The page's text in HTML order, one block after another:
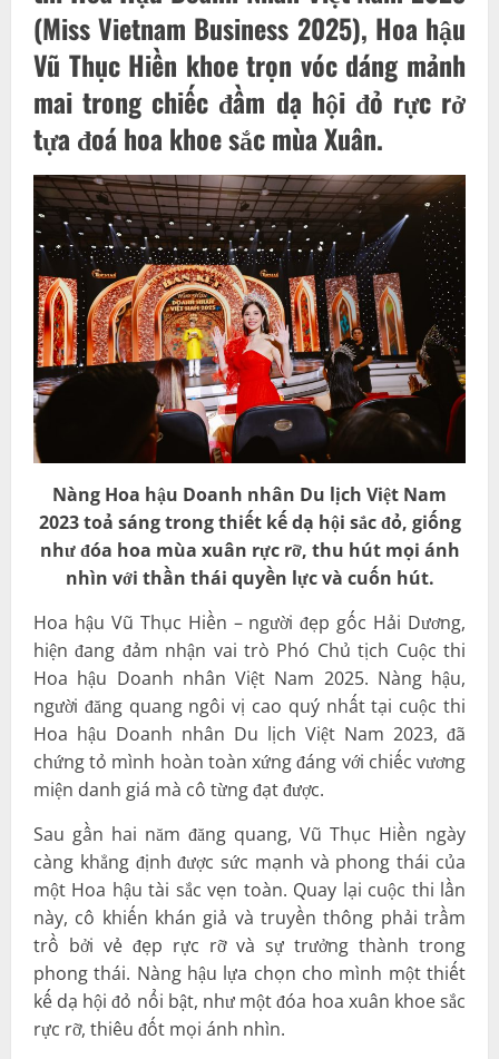
(Miss Vietnam Business 2025), Hoa hậu
Vũ Thục Hiền khoe trọn vóc dáng mảnh
mai trong chiếc đầm dạ hội đỏ rực rở
tựa đoá hoa khoe sắc mùa Xuân.
Nàng Hoa hậu Doanh nhân Du lịch Việt Nam
2023 toả sáng trong thiết kế dạ hội sắc đỏ, giống
như đóa hoa mùa xuân rực rỡ, thu hút mọi ánh
nhìn với thần thái quyền lực và cuốn hút.
Hoa hậu Vũ Thục Hiền – người đẹp gốc Hải Dương,
hiện đang đảm nhận vai trò Phó Chủ tịch Cuộc thi
Hoa hậu Doanh nhân Việt Nam 2025. Nàng hậu,
người đăng quang ngôi vị cao quý nhất tại cuộc thi
Hoa hậu Doanh nhân Du lịch Việt Nam 2023, đã
chứng tỏ mình hoàn toàn xứng đáng với chiếc vương
miện danh giá mà cô từng đạt được.
Sau gần hai năm đăng quang, Vũ Thục Hiền ngày
càng khẳng định được sức mạnh và phong thái của
một Hoa hậu tài sắc vẹn toàn. Quay lại cuộc thi lần
này, cô khiến khán giả và truyền thông phải trầm
trồ bởi vẻ đẹp rực rỡ và sự trưởng thành trong
phong thái. Nàng hậu lựa chọn cho mình một thiết
kế dạ hội đỏ nổi bật, như một đóa hoa xuân khoe sắc
rực rỡ, thiêu đốt mọi ánh nhìn.